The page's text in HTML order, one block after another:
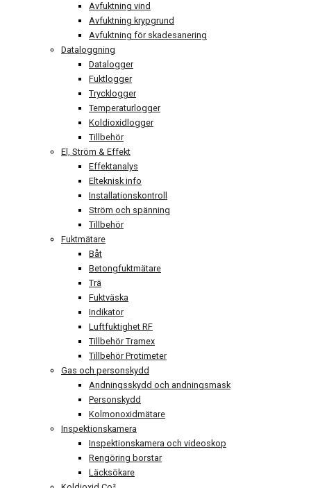
Avfuktning vind
Avfuktning krypgrund
Avfuktning för skadesanering
Dataloggning
Datalogger
Fuktlogger
Trycklogger
Temperaturlogger
Koldioxidlogger
Tillbehör
El, Ström & Effekt
Effektanalys
Elteknisk info
Installationskontroll
Ström och spänning
Tillbehör
Fuktmätare
Båt
Betongfuktmätare
Trä
Fuktväska
Indikator
Luftfuktighet RF
Tillbehör Tramex
Tillbehör Protimeter
Gas och personskydd
Andningsskydd och andningsmask
Personskydd
Kolmonoxidmätare
Inspektionskamera
Inspektionskamera och videoskop
Rengöring borstar
Läcksökare